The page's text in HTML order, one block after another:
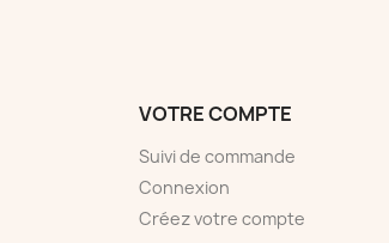
VOTRE COMPTE
Suivi de commande
Connexion
Créez votre compte